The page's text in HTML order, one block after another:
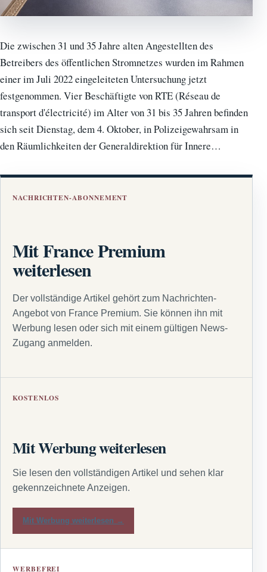
Die zwischen 31 und 35 Jahre alten Angestellten des
Betreibers des öffentlichen Stromnetzes wurden im Rahmen
einer im Juli 2022 eingeleiteten Untersuchung jetzt
festgenommen. Vier Beschäftigte von RTE (Réseau de
transport d'électricité) im Alter von 31 bis 35 Jahren befinden
sich seit Dienstag, dem 4. Oktober, in Polizeigewahrsam in
den Räumlichkeiten der Generaldirektion für Innere…
NACHRICHTEN-ABONNEMENT
Mit France Premium
weiterlesen
Der vollständige Artikel gehört zum Nachrichten-
Angebot von France Premium. Sie können ihn mit
Werbung lesen oder sich mit einem gültigen News-
Zugang anmelden.
KOSTENLOS
Mit Werbung weiterlesen
Sie lesen den vollständigen Artikel und sehen klar
gekennzeichnete Anzeigen.
Mit Werbung weiterlesen →
WERBEFREI